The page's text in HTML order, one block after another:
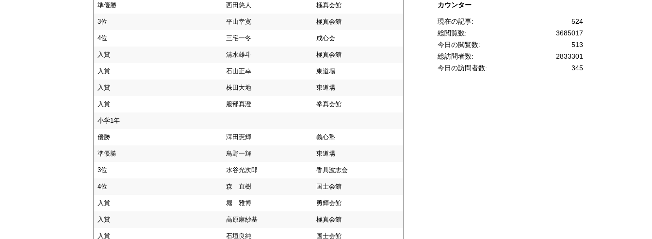
準優勝 西田悠人 極真会館
3位 平山幸寛 極真会館
4位 三宅一冬 成心会
入賞 清水雄斗 極真会館
入賞 石山正幸 東道場
入賞 株田大地 東道場
入賞 服部真澄 拳真会館
小学1年
優勝 澤田憲輝 義心塾
準優勝 鳥野一輝 東道場
3位 水谷光次郎 香具波志会
4位 森 直樹 国士会館
入賞 堀 雅博 勇輝会館
入賞 高原麻紗基 極真会館
入賞 石垣良純 国士会館
カウンター
524
現在の記事:
3685017
総閲覧数:
513
今日の閲覧数:
2833301
総訪問者数:
345
今日の訪問者数: